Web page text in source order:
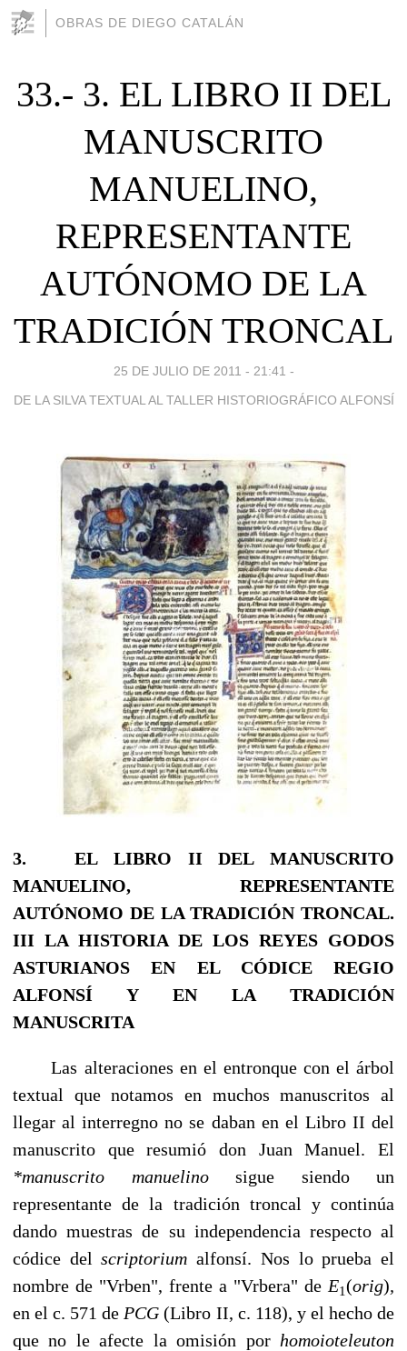
OBRAS DE DIEGO CATALÁN
33.- 3. EL LIBRO II DEL
MANUSCRITO
MANUELINO,
REPRESENTANTE
AUTÓNOMO DE LA
TRADICIÓN TRONCAL
25 DE JULIO DE 2011 - 21:41 -
DE LA SILVA TEXTUAL AL TALLER HISTORIOGRÁFICO ALFONSÍ
3.EL LIBRO IIDEL MANUSCRITO
MANUELINO, REPRESENTANTE
AUTÓNOMO DE LA TRADICIÓN TRONCAL.
III LA HISTORIA DE LOS REYES GODOS
ASTURIANOS
EN EL CÓDICE REGIO
ALFONSÍ Y EN LA
TRADICIÓN
MANUSCRITA
Las alteraciones en el entronque con el árbol
textual que notamos en muchos manuscritos al
llegar al interregno no se daban en el Libro II del
manuscrito que resumió don Juan Manuel. El
*manuscrito manuelino sigue siendo un
representante de la tradi­ción troncal y continúa
dando muestras de su independencia respecto al
códice delscrip­toriumalfonsí. Nos lo prueba el
nombre de "Vrben", frente a "Vrbera" de E1(orig),
en el c. 571 de PCG(Libro II, c. 118), y el hecho de
que no le afecte la omisión por homoioteleuton